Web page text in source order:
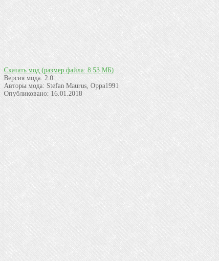
Скачать мод (размер файла: 8.53 МБ)
Версия мода: 2.0
Авторы мода: Stefan Maurus, Oppa1991
Опубликовано: 16.01.2018